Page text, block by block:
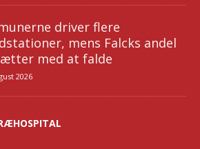
driver flere
mens Falcks andel
med at falde
2026